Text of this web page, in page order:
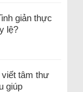
giản thực
lệ?
viết tâm thư
giúp